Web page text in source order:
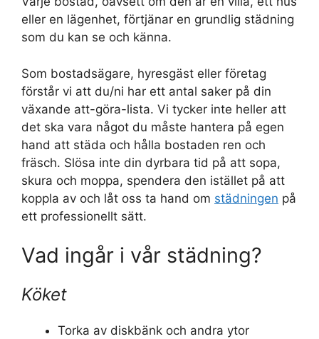
eller en lägenhet, förtjänar en grundlig städning
som du kan se och känna.
Som bostadsägare, hyresgäst eller företag
förstår vi att du/ni har ett antal saker på din
växande att-göra-lista. Vi tycker inte heller att
det ska vara något du måste hantera på egen
hand att städa och hålla bostaden ren och
fräsch. Slösa inte din dyrbara tid på att sopa,
skura och moppa, spendera den istället på att
koppla av och låt oss ta hand om städningen på
ett professionellt sätt.
Vad ingår i vår städning?
Köket
Torka av diskbänk och andra ytor